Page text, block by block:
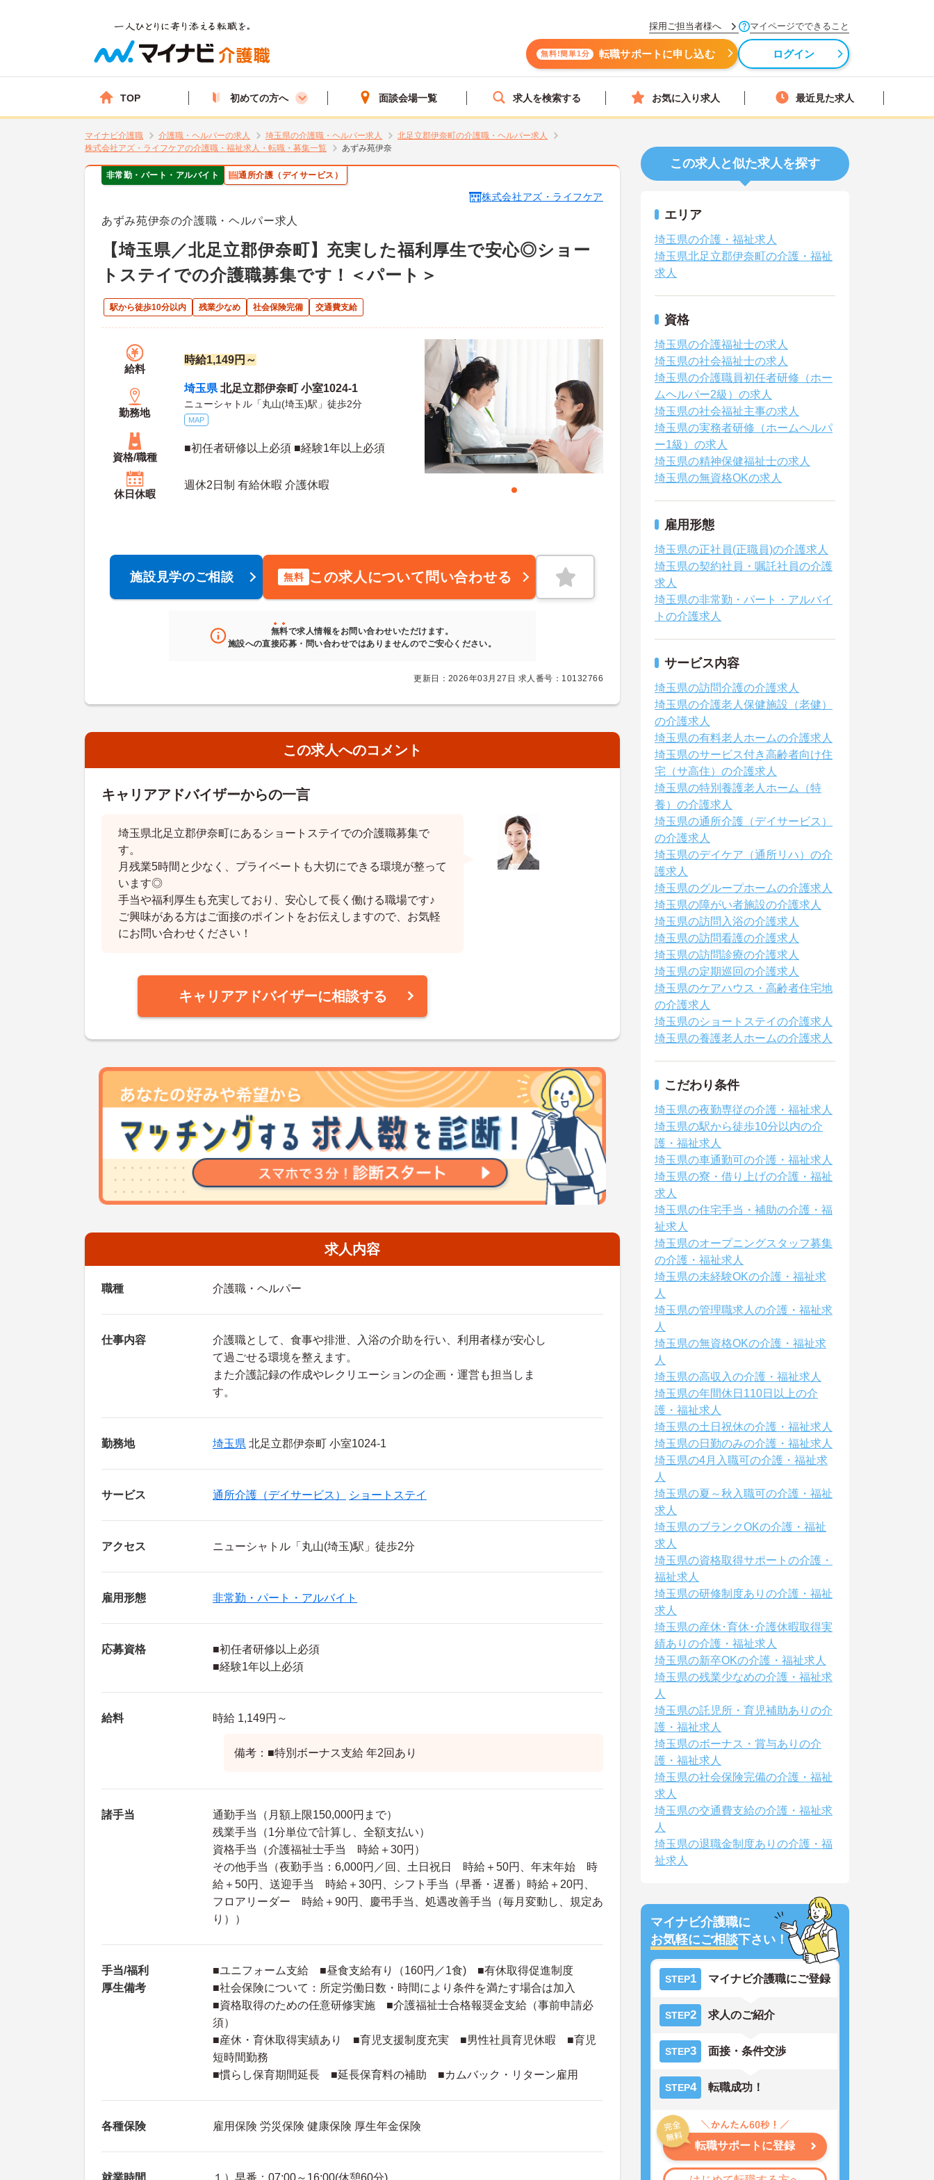
採用ご担当者様へ マイページでできること
無料!簡単1分 転職サポートに申し込む ログイン
TOP 初めての方へ 面談会場一覧 求人を検索する お気に入り求人 最近見た求人
マイナビ介護職 介護職・ヘルパーの求人 埼玉県の介護職・ヘルパー求人
北足立郡伊奈町の介護職・ヘルパー求人
株式会社アズ・ライフケアの介護職・福祉求人・転職・募集一覧
あずみ苑伊奈
非常勤・パート・アルバイト 通所介護（デイサービス）
株式会社アズ・ライフケア
あずみ苑伊奈の介護職・ヘルパー求人
【埼玉県／北足立郡伊奈町】充実した福利厚生で安心◎ショー
トステイでの介護職募集です！＜パート＞
駅から徒歩10分以内 残業少なめ 社会保険完備 交通費支給
給料
時給1,149円～
勤務地
埼玉県 北足立郡伊奈町 小室1024-1
ニューシャトル「丸山(埼玉)駅」徒歩2分
MAP
資格/職種
■初任者研修以上必須 ■経験1年以上必須
休日休暇
週休2日制 有給休暇 介護休暇
施設見学のご相談 無料 この求人について問い合わせる
無料で求人情報をお問い合わせいただけます。
施設への直接応募・問い合わせではありませんのでご安心ください。
更新日：2026年03月27日 求人番号：10132766
この求人へのコメント
キャリアアドバイザーからの一言
埼玉県北足立郡伊奈町にあるショートステイでの介護職募集で
す。
月残業5時間と少なく、プライベートも大切にできる環境が整って
います◎
手当や福利厚生も充実しており、安心して長く働ける職場です♪
ご興味がある方はご面接のポイントをお伝えしますので、お気軽
にお問い合わせください！
キャリアアドバイザーに相談する
求人内容
職種 介護職・ヘルパー
仕事内容
介護職として、食事や排泄、入浴の介助を行い、利用者様が安心し
て過ごせる環境を整えます。
また介護記録の作成やレクリエーションの企画・運営も担当しま
す。
勤務地 埼玉県 北足立郡伊奈町 小室1024-1
サービス 通所介護（デイサービス） ショートステイ
アクセス ニューシャトル「丸山(埼玉)駅」徒歩2分
雇用形態 非常勤・パート・アルバイト
応募資格
■初任者研修以上必須
■経験1年以上必須
給料 時給 1,149円～
備考：■特別ボーナス支給 年2回あり
諸手当
通勤手当（月額上限150,000円まで）
残業手当（1分単位で計算し、全額支払い）
資格手当（介護福祉士手当 時給＋30円）
その他手当（夜勤手当：6,000円／回、土日祝日 時給＋50円、年末年始 時
給＋50円、送迎手当 時給＋30円、シフト手当（早番・遅番）時給＋20円、
フロアリーダー 時給＋90円、慶弔手当、処遇改善手当（毎月変動し、規定あ
り））
手当/福利
厚生備考
■ユニフォーム支給 ■昼食支給有り（160円／1食) ■有休取得促進制度
■社会保険について：所定労働日数・時間により条件を満たす場合は加入
■資格取得のための任意研修実施 ■介護福祉士合格報奨金支給（事前申請必
須）
■産休・育休取得実績あり ■育児支援制度充実 ■男性社員育児休暇 ■育児
短時間勤務
■慣らし保育期間延長 ■延長保育料の補助 ■カムバック・リターン雇用
各種保険 雇用保険 労災保険 健康保険 厚生年金保険
この求人と似た求人を探す
エリア
埼玉県の介護・福祉求人
埼玉県北足立郡伊奈町の介護・福祉
求人
資格
埼玉県の介護福祉士の求人
埼玉県の社会福祉士の求人
埼玉県の介護職員初任者研修（ホー
ムヘルパー2級）の求人
埼玉県の社会福祉主事の求人
埼玉県の実務者研修（ホームヘルパ
ー1級）の求人
埼玉県の精神保健福祉士の求人
埼玉県の無資格OKの求人
雇用形態
埼玉県の正社員(正職員)の介護求人
埼玉県の契約社員・嘱託社員の介護
求人
埼玉県の非常勤・パート・アルバイ
トの介護求人
サービス内容
埼玉県の訪問介護の介護求人
埼玉県の介護老人保健施設（老健）
の介護求人
埼玉県の有料老人ホームの介護求人
埼玉県のサービス付き高齢者向け住
宅（サ高住）の介護求人
埼玉県の特別養護老人ホーム（特
養）の介護求人
埼玉県の通所介護（デイサービス）
の介護求人
埼玉県のデイケア（通所リハ）の介
護求人
埼玉県のグループホームの介護求人
埼玉県の障がい者施設の介護求人
埼玉県の訪問入浴の介護求人
埼玉県の訪問看護の介護求人
埼玉県の訪問診療の介護求人
埼玉県の定期巡回の介護求人
埼玉県のケアハウス・高齢者住宅地
の介護求人
埼玉県のショートステイの介護求人
埼玉県の養護老人ホームの介護求人
こだわり条件
埼玉県の夜勤専従の介護・福祉求人
埼玉県の駅から徒歩10分以内の介
護・福祉求人
埼玉県の車通勤可の介護・福祉求人
埼玉県の寮・借り上げの介護・福祉
求人
埼玉県の住宅手当・補助の介護・福
祉求人
埼玉県のオープニングスタッフ募集
の介護・福祉求人
埼玉県の未経験OKの介護・福祉求
人
埼玉県の管理職求人の介護・福祉求
人
埼玉県の無資格OKの介護・福祉求
人
埼玉県の高収入の介護・福祉求人
埼玉県の年間休日110日以上の介
護・福祉求人
埼玉県の土日祝休の介護・福祉求人
埼玉県の日勤のみの介護・福祉求人
埼玉県の4月入職可の介護・福祉求
人
埼玉県の夏～秋入職可の介護・福祉
求人
埼玉県のブランクOKの介護・福祉
求人
埼玉県の資格取得サポートの介護・
福祉求人
埼玉県の研修制度ありの介護・福祉
求人
埼玉県の産休･育休･介護休暇取得実
績ありの介護・福祉求人
埼玉県の新卒OKの介護・福祉求人
埼玉県の残業少なめの介護・福祉求
人
埼玉県の託児所・育児補助ありの介
護・福祉求人
埼玉県のボーナス・賞与ありの介
護・福祉求人
埼玉県の社会保険完備の介護・福祉
求人
埼玉県の交通費支給の介護・福祉求
人
埼玉県の退職金制度ありの介護・福
祉求人
マイナビ介護職に
お気軽にご相談下さい！
STEP1 マイナビ介護職にご登録
STEP2 求人のご紹介
STEP3 面接・条件交渉
STEP4 転職成功！
転職サポートに登録